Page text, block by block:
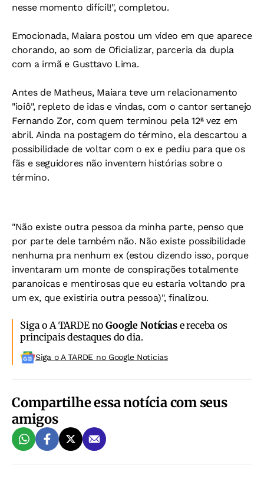
nesse momento difícil!", completou.
Emocionada, Maiara postou um vídeo em que aparece
chorando, ao som de Oficializar, parceria da dupla
com a irmã e Gusttavo Lima.
Antes de Matheus, Maiara teve um relacionamento
"ioiô", repleto de idas e vindas, com o cantor sertanejo
Fernando Zor, com quem terminou pela 12ª vez em
abril. Ainda na postagem do término, ela descartou a
possibilidade de voltar com o ex e pediu para que os
fãs e seguidores não inventem histórias sobre o
término.
"Não existe outra pessoa da minha parte, penso que
por parte dele também não. Não existe possibilidade
nenhuma pra nenhum ex (estou dizendo isso, porque
inventaram um monte de conspirações totalmente
paranoicas e mentirosas que eu estaria voltando pra
um ex, que existiria outra pessoa)", finalizou.
Siga o A TARDE noGoogle Notíciase receba os
principais destaques do dia.
Siga o A TARDE no Google Noticias
Compartilhe essa notícia com seus
amigos